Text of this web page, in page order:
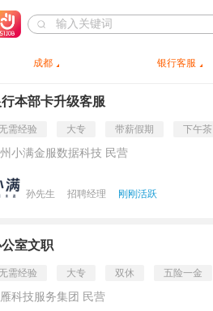
成都 银行客服
本部卡升级客服
需经验 大专 带薪假期 下午茶
小满金服数据科技 民营
孙先生 招聘经理 刚刚活跃
室文职
需经验 大专 双休 五险一金
科技服务集团 民营